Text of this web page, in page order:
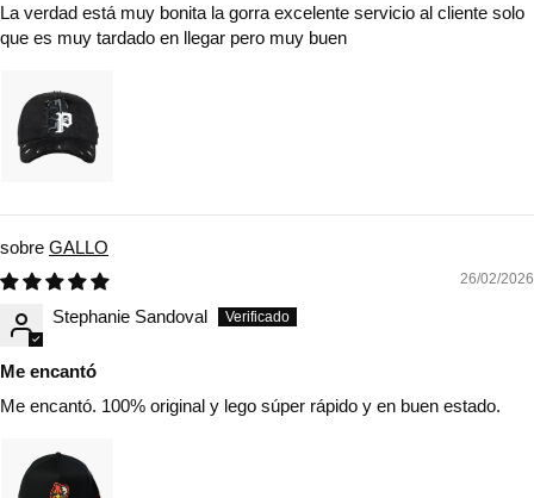
La verdad está muy bonita la gorra excelente servicio al cliente solo
que es muy tardado en llegar pero muy buen
GALLO
26/02/2026
Stephanie Sandoval
Me encantó
Me encantó. 100% original y lego súper rápido y en buen estado.